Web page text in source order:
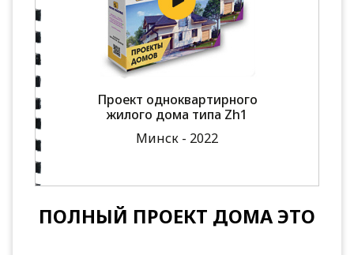
Проект одноквартирного
жилого дома типа Zh1
Минск - 2022
ПОЛНЫЙ ПРОЕКТ ДОМА ЭТО